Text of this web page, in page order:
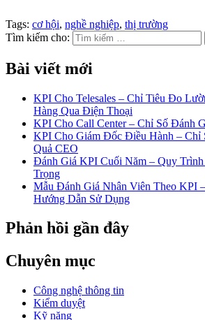
Tags: cơ hội, nghề nghiệp, thị trường
Tìm kiếm cho:
Bài viết mới
KPI Cho Telesales – Chỉ Tiêu Đo
Hàng Qua Điện Thoại
KPI Cho Call Center – Chỉ Số Đánh
KPI Cho Giám Đốc Điều Hành – Chỉ
Quả CEO
Đánh Giá KPI Cuối Năm – Quy
Trọng
Mẫu Đánh Giá Nhân Viên Theo KPI
Hướng Dẫn Sử Dụng
Phản hồi gần đây
Chuyên mục
Công nghệ thông tin
Kiểm duyệt
Kỹ năng